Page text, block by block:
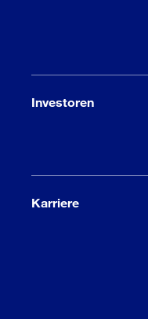
Investoren
Karriere